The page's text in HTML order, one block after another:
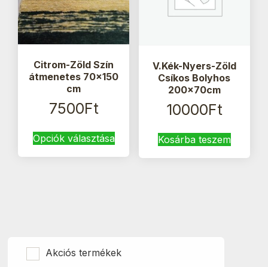
Citrom-Zöld Szín
átmenetes 70×150
cm
7500Ft
Opciók választásaa
terméknek
termékoldalon
választhatók
V.Kék-Nyers-Zöld
Csíkos Bolyhos
200x70cm
10000Ft
Kosárba teszem
Akciós termékek